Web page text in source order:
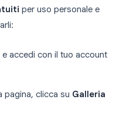
per uso personale e
e accedi con il tuo account
pagina, clicca su Galleria